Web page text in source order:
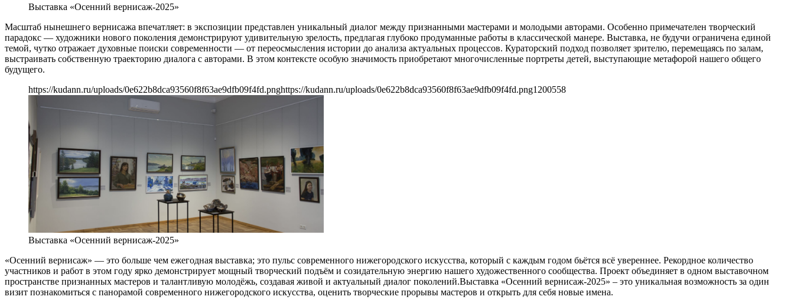
Выставка «Осенний вернисаж-2025»
Масштаб нынешнего вернисажа впечатляет: в экспозиции представлен уникальный диалог между признанными мастерами и молодыми авторами. Особенно примечателен творческий
парадокс — художники нового поколения демонстрируют удивительную зрелость, предлагая глубоко продуманные работы в классической манере. Выставка, не будучи ограничена единой
темой, чутко отражает духовные поиски современности — от переосмысления истории до анализа актуальных процессов. Кураторский подход позволяет зрителю, перемещаясь по залам,
выстраивать собственную траекторию диалога с авторами. В этом контексте особую значимость приобретают многочисленные портреты детей, выступающие метафорой нашего общего
будущего.
https://kudann.ru/uploads/0e622b8dca93560f8f63ae9dfb09f4fd.pnghttps://kudann.ru/uploads/0e622b8dca93560f8f63ae9dfb09f4fd.png1200558
Выставка «Осенний вернисаж-2025»
«Осенний вернисаж» — это больше чем ежегодная выставка; это пульс современного нижегородского искусства, который с каждым годом бьётся всё увереннее. Рекордное количество
участников и работ в этом году ярко демонстрирует мощный творческий подъём и созидательную энергию нашего художественного сообщества. Проект объединяет в одном выставочном
пространстве признанных мастеров и талантливую молодёжь, создавая живой и актуальный диалог поколений.Выставка «Осенний вернисаж-2025» – это уникальная возможность за один
визит познакомиться с панорамой современного нижегородского искусства, оценить творческие прорывы мастеров и открыть для себя новые имена.